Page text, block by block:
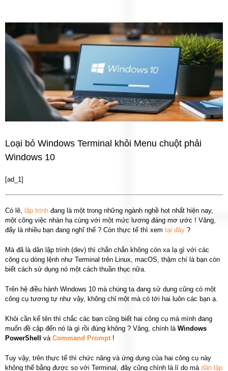
Larger
Image
Loại bỏ Windows Terminal khỏi Menu chuột phải
Windows 10
[ad_1]
Có lẽ, lập trình đang là một trong những ngành nghề hot nhất hiện nay,
một công việc nhàn hạ cùng với một mức lương đáng mơ ước ! Vâng,
đấy là nhiều bạn đang nghĩ thế ? Còn thực tế thì xem tại đây ?
Mà đã là dân lập trình (dev) thì chắn chắn không còn xa lạ gì với các
công cụ dòng lệnh như Terminal trên Linux, macOS, thậm chí là bạn còn
biết cách sử dụng nó một cách thuần thục nữa.
Trên hệ điều hành Windows 10 mà chúng ta đang sử dụng cũng có một
công cụ tương tự như vậy, không chỉ một mà có tới hai luôn các bạn ạ.
Khỏi cần kể tên thì chắc các bạn cũng biết hai công cụ mà mình đang
muốn đề cập đến nó là gì rồi đúng không ? Vâng, chính là Windows
PowerShell và Command Prompt !
Tuy vậy, trên thực tế thì chức năng và ứng dụng của hai công cụ này
không thể bằng được so với Terminal, đây cũng chính là lí do mà dân lập